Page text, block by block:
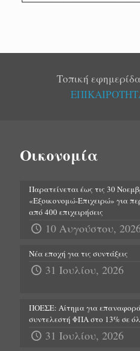
Τοπική
Οικονομία
Παρατείνεται έως τις 30
«Εξοικονομώ-Επιχειρώ» για
από 400 επιχειρήσεις
10 Αυγούστου,
Νέα εποχή για τις συντάξεις
31 Ιουλίου, 2026
ΠΟΕΣΕ: Αίτημα για
συντελεστή ΦΠΑ στο 13% σε
31 Ιουλίου, 2026